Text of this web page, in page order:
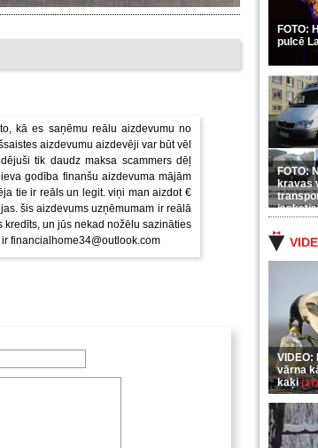
FOTO:
pulcē
FOTO:
kravas
VIDEO:
vārna
kaķi(37)
kā es saņēmu reālu aizdevumu no
aizdevumu aizdevēji var būt vēl
tik daudz maksa scammers dēļ
godība finanšu aizdevuma mājām
tie ir reāls un legit. viņi man aizdot €
šis aizdevums uzņēmumam ir reālā
un jūs nekad nožēlu sazināties
financialhome34@outlook.com